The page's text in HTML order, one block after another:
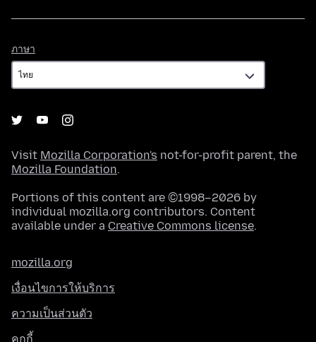
ภาษา
Visit Mozilla Corporation's not-for-profit parent, the
Mozilla Foundation.
Portions of this content are ©1998–2026 by
individual mozilla.org contributors. Content
available under a Creative Commons license.
mozilla.org
เงื่อนไขการให้บริการ
ความเป็นส่วนตัว
คุกกี้